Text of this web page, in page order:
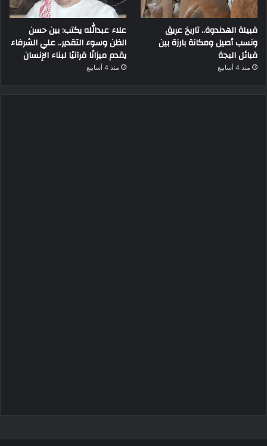
قبيلة الهدندوة.. تاريخ عريق
ونسب أصيل ومكانة بارزة بين
قبائل البجة
منذ 4 أسابيع
علاء عبدالله يكتب: بين حسن
الظن وسوء التقدير.. علي الشرفاء
يقدم ميزانًا قرآنيًا لبناء الإنسان
منذ 4 أسابيع